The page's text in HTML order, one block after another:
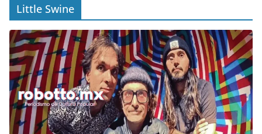
Little Swine